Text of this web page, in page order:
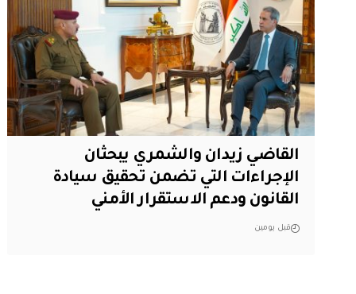
القاضي زيدان والشمري يبحثان
الإجراءات التي تضمن تحقيق سيادة
القانون ودعم الاستقرار الأمني
قبل يومين